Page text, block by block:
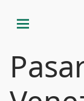
menu